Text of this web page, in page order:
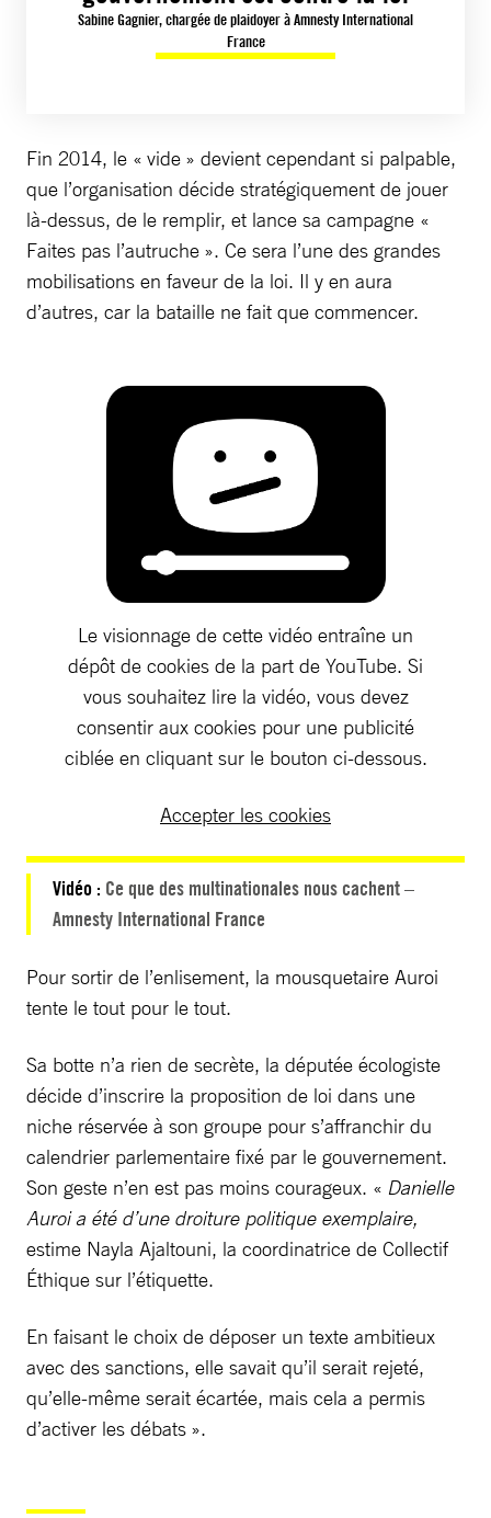
Sabine Gagnier, chargée de plaidoyer à Amnesty International
France
Fin 2014, le « vide » devient cependant si palpable,
que l’organisation décide stratégiquement de jouer
là-dessus, de le remplir, et lance sa campagne «
Faites pas l’autruche ». Ce sera l’une des grandes
mobilisations en faveur de la loi. Il y en aura
d’autres, car la bataille ne fait que commencer.
Le visionnage de cette vidéo entraîne un
dépôt de cookies de la part de YouTube. Si
vous souhaitez lire la vidéo, vous devez
consentir aux cookies pour une publicité
ciblée en cliquant sur le bouton ci-dessous.
Accepter les cookies
Vidéo : Ce que des multinationales nous cachent –
Amnesty International France
Pour sortir de l’enlisement, la mousquetaire Auroi
tente le tout pour le tout.
Sa botte n’a rien de secrète, la députée écologiste
décide d’inscrire la proposition de loi dans une
niche réservée à son groupe pour s’affranchir du
calendrier parlementaire fixé par le gouvernement.
Son geste n’en est pas moins courageux. « Danielle
Auroi a été d’une droiture politique exemplaire,
estime Nayla Ajaltouni, la coordinatrice de Collectif
Éthique sur l’étiquette.
En faisant le choix de déposer un texte ambitieux
avec des sanctions, elle savait qu’il serait rejeté,
qu’elle-même serait écartée, mais cela a permis
d’activer les débats ».